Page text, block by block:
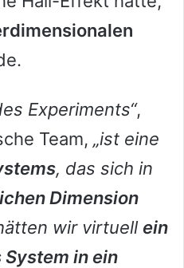
Experiments“,
Team, „ist eine
, das sich in
Dimension
wir virtuell ein
in ein